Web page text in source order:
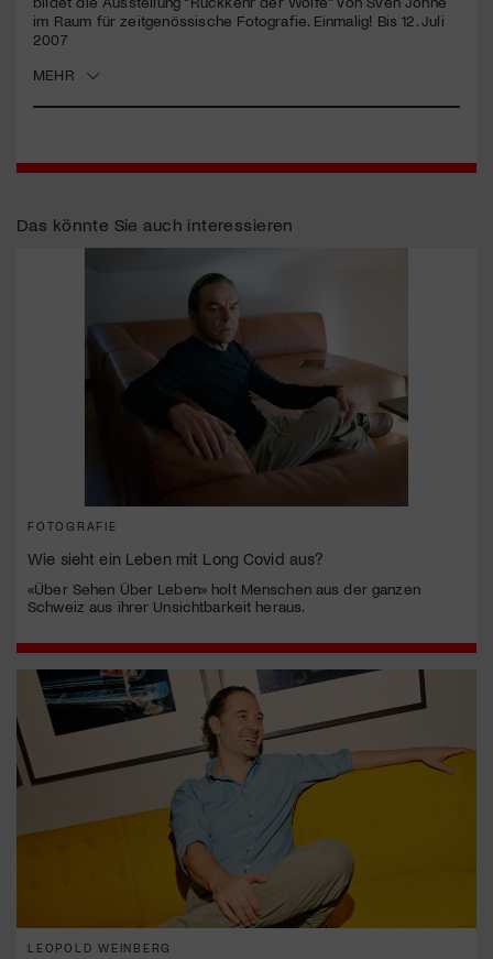
im Raum für zeitgenössische Fotografie. Einmalig! Bis 12. Juli
2007
MEHR
Das könnte Sie auch interessieren
FOTOGRAFIE
Wie sieht ein Leben mit Long Covid aus?
«Über Sehen Über Leben» holt Menschen aus der ganzen
Schweiz aus ihrer Unsichtbarkeit heraus.
LEOPOLD WEINBERG
Jetzt Mitglied werden